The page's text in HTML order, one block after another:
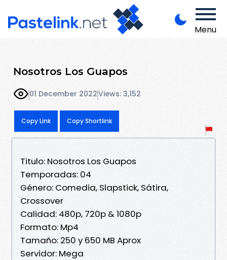
Menu
Nosotros Los Guapos
01 December 2022Views: 3,152
Copy Link Copy Shortlink
Titulo: Nosotros Los Guapos
Temporadas: 04
Género: Comedia, Slapstick, Sátira,
Crossover
Calidad: 480p, 720p & 1080p
Formato: Mp4
Tamaño: 250 y 650 MB Aprox
Servidor: Mega